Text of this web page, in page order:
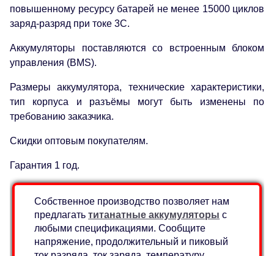
повышенному ресурсу батарей не менее 15000 циклов
заряд-разряд при токе 3C.
Аккумуляторы поставляются со встроенным блоком
управления (BMS).
Размеры аккумулятора, технические характеристики,
тип корпуса и разъёмы могут быть изменены по
требованию заказчика.
Скидки оптовым покупателям.
Гарантия 1 год.
Собственное производство позволяет нам
предлагатьтитанатные аккумуляторы с
любыми спецификациями. Сообщите
напряжение, продолжительный и пиковый